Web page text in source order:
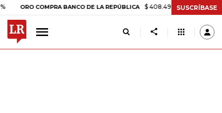
ORO COMPRA BANCO DE LA REPÚBLICA $ 408.498,97 +$ 8.753,81
SUSCRÍBASE